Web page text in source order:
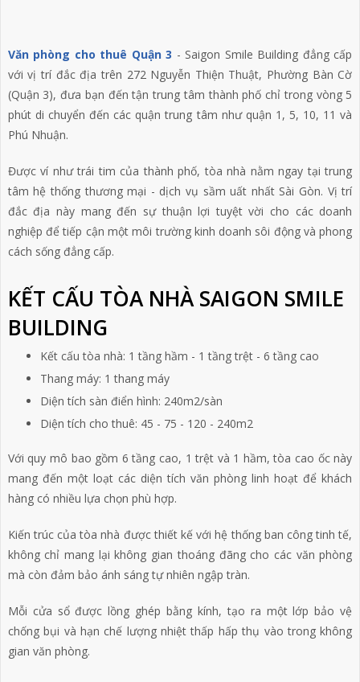
Văn phòng cho thuê Quận 3 - Saigon Smile Building đẳng cấp
với vị trí đắc địa trên 272 Nguyễn Thiện Thuật, Phường Bàn Cờ
(Quận 3), đưa bạn đến tận trung tâm thành phố chỉ trong vòng 5
phút di chuyển đến các quận trung tâm như quận 1, 5, 10, 11 và
Phú Nhuận.
Được ví như trái tim của thành phố, tòa nhà nằm ngay tại trung
tâm hệ thống thương mại - dịch vụ sầm uất nhất Sài Gòn. Vị trí
đắc địa này mang đến sự thuận lợi tuyệt vời cho các doanh
nghiệp để tiếp cận một môi trường kinh doanh sôi động và phong
cách sống đẳng cấp.
KẾT CẤU TÒA NHÀ SAIGON SMILE
BUILDING
Kết cấu tòa nhà: 1 tầng hầm - 1 tầng trệt - 6 tầng cao
Thang máy: 1 thang máy
Diện tích sàn điển hình: 240m2/sàn
Diện tích cho thuê: 45 - 75 - 120 - 240m2
Với quy mô bao gồm 6 tầng cao, 1 trệt và 1 hầm, tòa cao ốc này
mang đến một loạt các diện tích văn phòng linh hoạt để khách
hàng có nhiều lựa chọn phù hợp.
Kiến trúc của tòa nhà được thiết kế với hệ thống ban công tinh tế,
không chỉ mang lại không gian thoáng đãng cho các văn phòng
mà còn đảm bảo ánh sáng tự nhiên ngập tràn.
Mỗi cửa sổ được lồng ghép bằng kính, tạo ra một lớp bảo vệ
chống bụi và hạn chế lượng nhiệt thấp hấp thụ vào trong không
gian văn phòng.